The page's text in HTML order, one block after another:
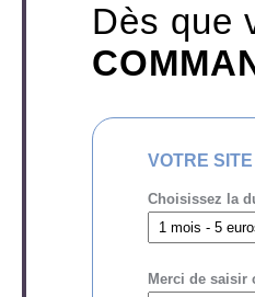
Dès que
VOTRE
Choisissez la
Merci de saisir